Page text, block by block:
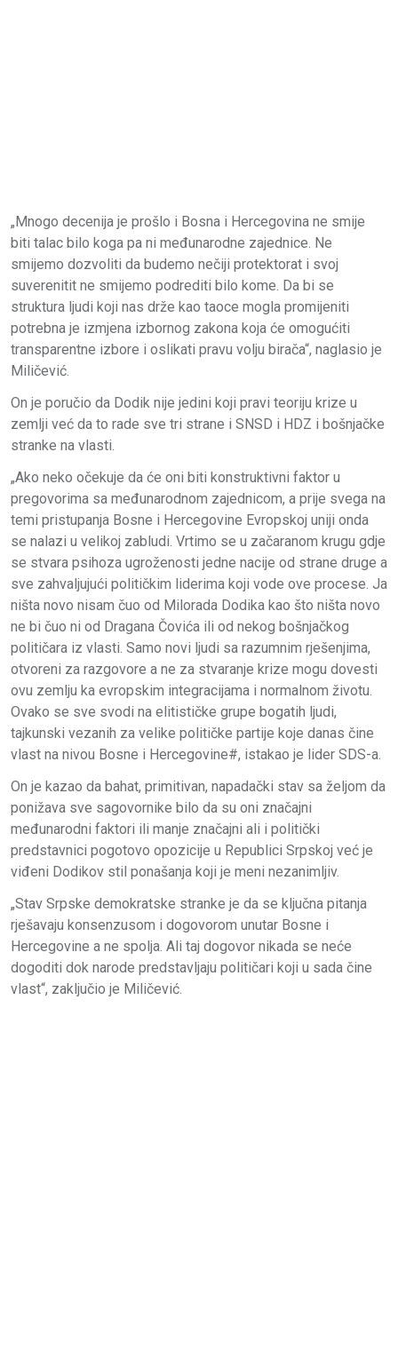
„Mnogo decenija je prošlo i Bosna i Hercegovina ne smije
biti talac bilo koga pa ni međunarodne zajednice. Ne
smijemo dozvoliti da budemo nečiji protektorat i svoj
suverenitit ne smijemo podrediti bilo kome. Da bi se
struktura ljudi koji nas drže kao taoce mogla promijeniti
potrebna je izmjena izbornog zakona koja će omogućiti
transparentne izbore i oslikati pravu volju birača“, naglasio je
Miličević.
On je poručio da Dodik nije jedini koji pravi teoriju krize u
zemlji već da to rade sve tri strane i SNSD i HDZ i bošnjačke
stranke na vlasti.
„Ako neko očekuje da će oni biti konstruktivni faktor u
pregovorima sa međunarodnom zajednicom, a prije svega na
temi pristupanja Bosne i Hercegovine Evropskoj uniji onda
se nalazi u velikoj zabludi. Vrtimo se u začaranom krugu gdje
se stvara psihoza ugroženosti jedne nacije od strane druge a
sve zahvaljujući političkim liderima koji vode ove procese. Ja
ništa novo nisam čuo od Milorada Dodika kao što ništa novo
ne bi čuo ni od Dragana Čovića ili od nekog bošnjačkog
političara iz vlasti. Samo novi ljudi sa razumnim rješenjima,
otvoreni za razgovore a ne za stvaranje krize mogu dovesti
ovu zemlju ka evropskim integracijama i normalnom životu.
Ovako se sve svodi na elitističke grupe bogatih ljudi,
tajkunski vezanih za velike političke partije koje danas čine
vlast na nivou Bosne i Hercegovine#, istakao je lider SDS-a.
On je kazao da bahat, primitivan, napadački stav sa željom da
ponižava sve sagovornike bilo da su oni značajni
međunarodni faktori ili manje značajni ali i politički
predstavnici pogotovo opozicije u Republici Srpskoj već je
viđeni Dodikov stil ponašanja koji je meni nezanimljiv.
„Stav Srpske demokratske stranke je da se ključna pitanja
rješavaju konsenzusom i dogovorom unutar Bosne i
Hercegovine a ne spolja. Ali taj dogovor nikada se neće
dogoditi dok narode predstavljaju političari koji u sada čine
vlast“, zaključio je Miličević.